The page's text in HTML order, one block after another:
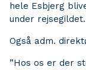
hele Esbjerg
under rejsegildet.
Også adm.
”Hos os er der